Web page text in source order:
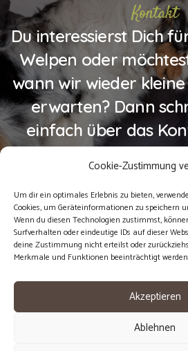
Cookie-Zustimmung
Um dir ein optimales Erlebnis zu bieten,
Cookies, um Geräteinformationen zu speichern
Wenn du diesen Technologien zustimmst,
Surfverhalten oder eindeutige IDs auf dieser
deine Zustimmung nicht erteilst oder
Merkmale und Funktionen beeinträchtigt
Akzeptieren
Ablehnen
Kontakt
Du interessierst Dich
Welpen oder
wann wir wieder
erwarten? Dann
einfach über das
unverbindlich
Jetzt Kontakt
© Copyright 2023 | VOM